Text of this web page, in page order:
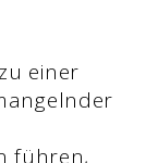
einer
führen,